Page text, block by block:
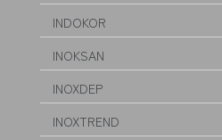
INDOKOR
INOKSAN
INOXDEP
INOXTREND